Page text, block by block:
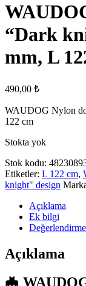
“Dark
mm, L
490,00 ₺
WAUDOG Nylon
122 cm
Stokta yok
Stok kodu:
Etiketler: L 122 cm,
knight" design
Açıklama
Ek bilgi
Açıklama
🦇